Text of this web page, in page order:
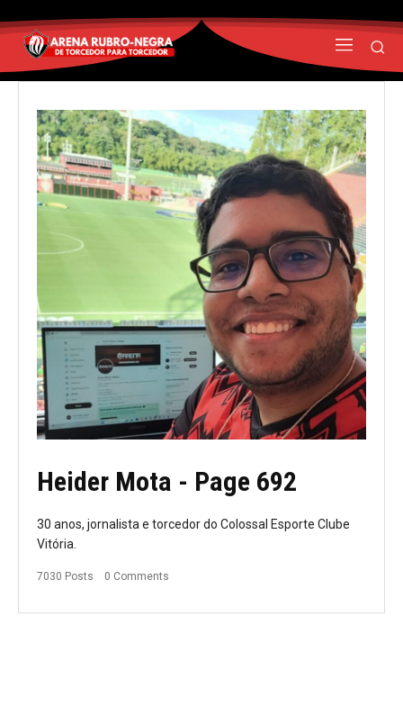
Heider Mota - Page 692
30 anos, jornalista e torcedor do Colossal Esporte Clube
Vitória.
7030 Posts 0 Comments